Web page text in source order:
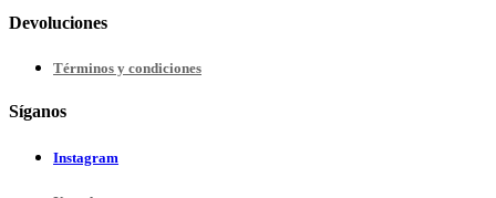
Devoluciones
Términos y condiciones
Síganos
Instagram